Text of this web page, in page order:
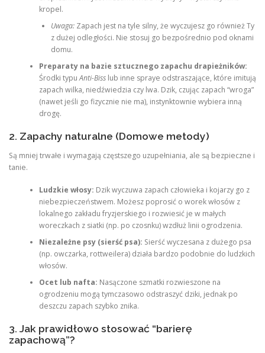
kropel.
Uwaga:Zapach jest na tyle silny, że wyczujesz go również Ty
z dużej odległości. Nie stosuj go bezpośrednio pod oknami
domu.
Preparaty na bazie sztucznego zapachu drapieżników:
Środki typuAnti-Bisslub inne spraye odstraszające, które imitują
zapach wilka, niedźwiedzia czy lwa. Dzik, czując zapach “wroga”
(nawet jeśli go fizycznie nie ma), instynktownie wybiera inną
drogę.
2. Zapachy naturalne (Domowe metody)
Są mniej trwałe i wymagają częstszego uzupełniania, ale są bezpieczne i
tanie.
Ludzkie włosy: Dzik wyczuwa zapach człowieka i kojarzy go z
niebezpieczeństwem. Możesz poprosić o worek włosów z
lokalnego zakładu fryzjerskiego i rozwiesić je w małych
woreczkach z siatki (np. po czosnku) wzdłuż linii ogrodzenia.
Niezależne psy (sierść psa): Sierść wyczesana z dużego psa
(np. owczarka, rottweilera) działa bardzo podobnie do ludzkich
włosów.
Ocet lub nafta: Nasączone szmatki rozwieszone na
ogrodzeniu mogą tymczasowo odstraszyć dziki, jednak po
deszczu zapach szybko znika.
3. Jak prawidłowo stosować “barierę
zapachową”?